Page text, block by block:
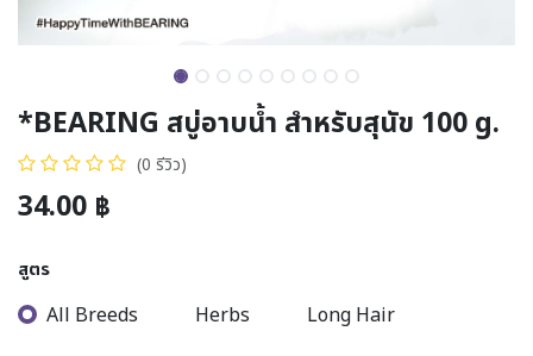
*BEARING สบู่อาบน้ำ สำหรับสุนัข 100 g.
(0 รีวิว)
34.00 ฿
สูตร
All Breeds Herbs Long Hair